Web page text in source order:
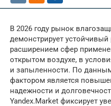
В 2026 году рынок
демонстрирует
расширением сфер
открытом воздухе, в
и запыленности. По
фактором является
надежности и
Yandex.Market фиксирует